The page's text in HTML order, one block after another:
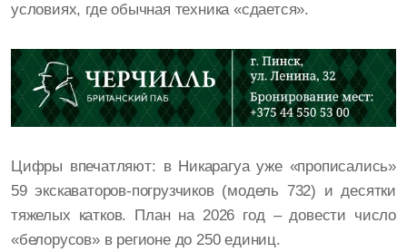
условиях, где обычная техника «сдается».
Цифры впечатляют: в Никарагуа уже «прописались»
59 экскаваторов-погрузчиков (модель 732) и десятки
тяжелых катков. План на 2026 год – довести число
«белорусов» в регионе до 250 единиц.